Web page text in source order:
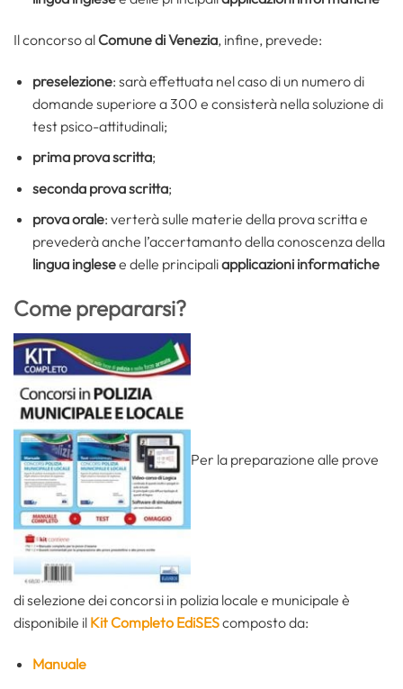
Il concorso al Comune diVenezia, infine, prevede:
preselezione: sarà effettuata nel caso di un numero di
domande superiore a 300 e consisterà nella soluzione di
test psico-attitudinali;
prima prova scritta;
seconda prova scritta;
prova orale: verterà sulle materie della prova scritta e
prevederà anche l’accertamanto della conoscenza della
lingua inglesee delle principaliapplicazioni informatiche
Come prepararsi?
Per la preparazione alle prove
di selezione dei concorsi in polizia locale e municipale è
disponibile il Kit Completo EdiSEScomposto da:
Manuale